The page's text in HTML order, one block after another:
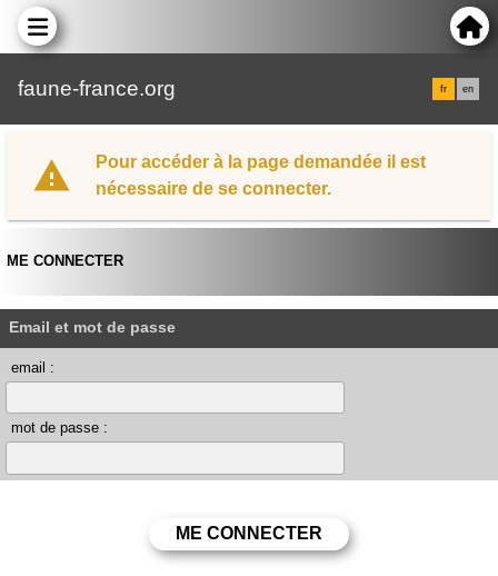
faune-france.org fr en
Pour accéder à la page demandée il est
nécessaire de se connecter.
ME CONNECTER
Email et mot de passe
email :
mot de passe :